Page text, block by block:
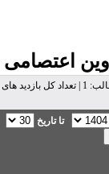
اعتصامی
| تعداد کل مطالب: 1 | تعداد کل بازدید های
تا تاریخ